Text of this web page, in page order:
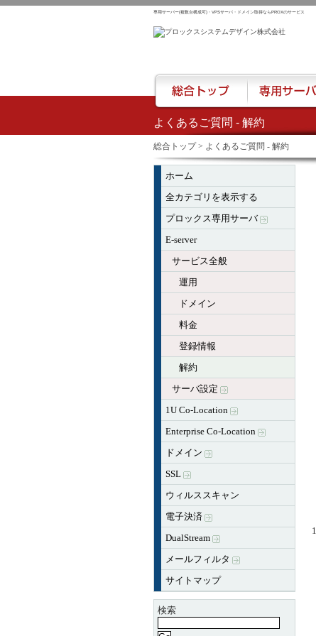
よくあるご質問 - 解約
専用サーバー(複数台構成可)・VPSサーバ・ドメイン取得ならPROXのサービス
総合トップ> よくあるご質問 - 解約
ホーム
全カテゴリを表示する
プロックス専用サーバ
E-server
サービス全般
運用
ドメイン
料金
登録情報
解約
サーバ設定
1U Co-Location
Enterprise Co-Location
ドメイン
SSL
ウィルススキャン
電子決済
DualStream
メールフィルタ
サイトマップ
検索
総合トップ 専用サーバー